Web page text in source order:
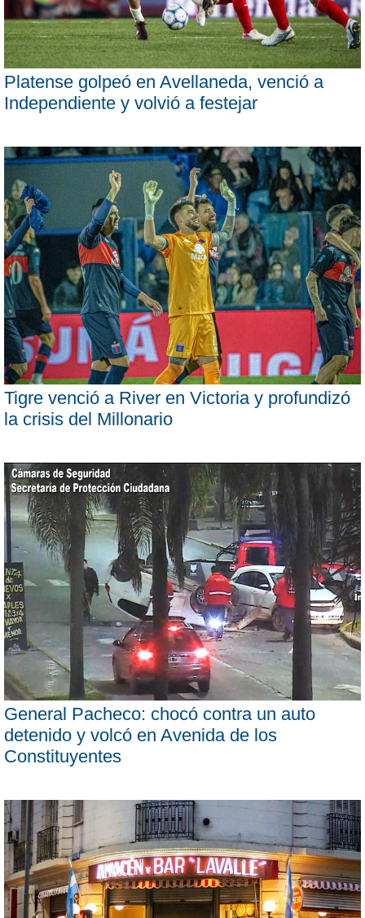
Platense golpeó en Avellaneda, venció a
Independiente y volvió a festejar
Tigre venció a River en Victoria y profundizó
la crisis del Millonario
General Pacheco: chocó contra un auto
detenido y volcó en Avenida de los
Constituyentes